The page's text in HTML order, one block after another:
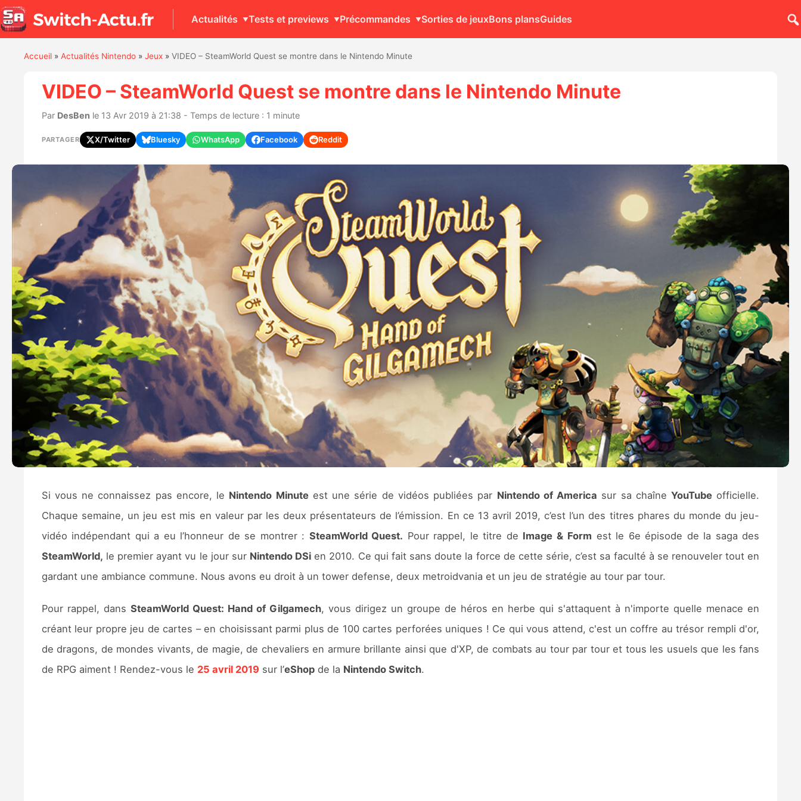
Actualités Tests et previews Précommandes Sorties de jeuxBons plansGuides
Accueil» Actualités Nintendo» Jeux» VIDEO – SteamWorld Quest se montre dans le Nintendo Minute
VIDEO – SteamWorld Quest se montre dans le Nintendo Minute
Par DesBen le 13 Avr 2019 à 21:38 - Temps de lecture : 1 minute
PARTAGER X/Twitter Bluesky WhatsApp Facebook Reddit
Si vous ne connaissez pas encore, le Nintendo Minuteest une série de vidéos publiées par Nintendo of America sur sa chaîneYouTube officielle.
Chaque semaine, un jeu est mis en valeur par les deux présentateurs de l’émission. En ce 13 avril 2019, c’est l’un des titres phares du monde du jeu-
vidéo indépendant qui a eu l’honneur de se montrer : SteamWorld Quest. Pour rappel, le titre de Image & Form est le 6e épisode de la saga des
SteamWorld, le premier ayant vu le jour sur Nintendo DSi en 2010. Ce qui fait sans doute la force de cette série, c’est sa faculté à se renouveler tout en
gardant une ambiance commune. Nous avons eu droit à un tower defense, deux metroidvania et un jeu de stratégie au tour par tour.
Pour rappel, dans SteamWorld Quest: Hand of Gilgamech, vous dirigez un groupe de héros en herbe qui s'attaquent à n'importe quelle menace en
créant leur propre jeu de cartes – en choisissant parmi plus de 100 cartes perforées uniques ! Ce qui vous attend, c'est un coffre au trésor rempli d'or,
de dragons, de mondes vivants, de magie, de chevaliers en armure brillante ainsi que d'XP, de combats au tour par tour et tous les usuels que les fans
de RPG aiment ! Rendez-vous le 25 avril 2019 sur l’eShopde la Nintendo Switch.